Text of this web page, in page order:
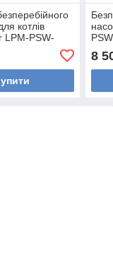
котлів
LPM-PSW-
LiFePO4
12-100
8